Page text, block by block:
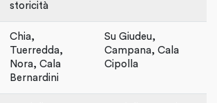
storicità
Chia,
Tuerredda,
Nora, Cala
Bernardini
Su Giudeu,
Campana, Cala
Cipolla